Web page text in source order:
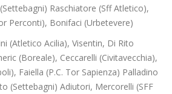
Raschiatore (Sff Atletico),
Perconti), Bonifaci (Urbetevere)
(Atletico Acilia), Visentin, Di Rito
(Boreale), Ceccarelli (Civitavecchia),
Faiella (P.C. Tor Sapienza) Palladino
(Settebagni) Adiutori, Mercorelli (SFF